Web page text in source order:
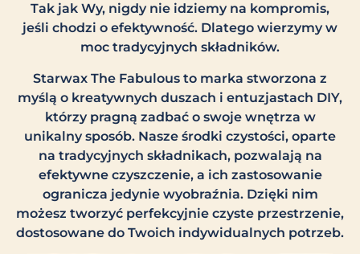
Tak jak Wy, nigdy nie idziemy na kompromis,
jeśli chodzi o efektywność. Dlatego wierzymy w
moc tradycyjnych składników.
Starwax The Fabulous to marka stworzona z
myślą o kreatywnych duszach i entuzjastach DIY,
którzy pragną zadbać o swoje wnętrza w
unikalny sposób. Nasze środki czystości, oparte
na tradycyjnych składnikach, pozwalają na
efektywne czyszczenie, a ich zastosowanie
ogranicza jedynie wyobraźnia. Dzięki nim
możesz tworzyć perfekcyjnie czyste przestrzenie,
dostosowane do Twoich indywidualnych potrzeb.